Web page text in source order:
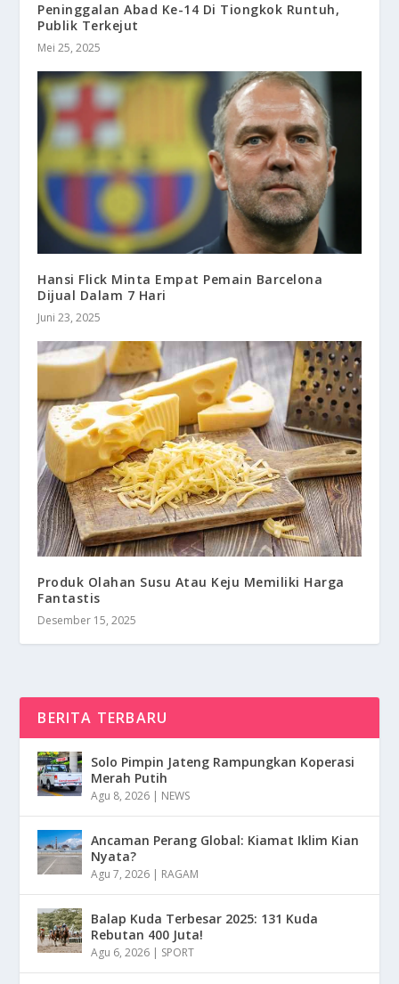
Peninggalan Abad Ke-14 Di Tiongkok Runtuh,
Publik Terkejut
Mei 25, 2025
Hansi Flick Minta Empat Pemain Barcelona
Dijual Dalam 7 Hari
Juni 23, 2025
Produk Olahan Susu Atau Keju Memiliki Harga
Fantastis
Desember 15, 2025
BERITA TERBARU
Solo Pimpin Jateng Rampungkan Koperasi
Merah Putih
Agu 8, 2026 | NEWS
Ancaman Perang Global: Kiamat Iklim Kian
Nyata?
Agu 7, 2026 | RAGAM
Balap Kuda Terbesar 2025: 131 Kuda
Rebutan 400 Juta!
Agu 6, 2026 | SPORT